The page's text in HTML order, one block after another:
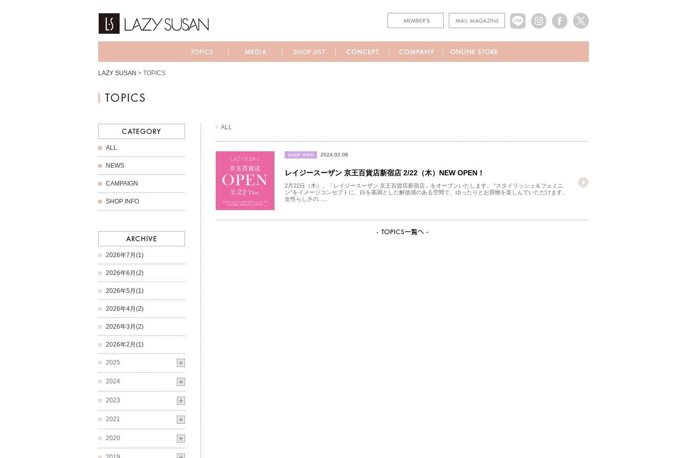
LAZY SUSAN > TOPICS
ALL
NEWS
CAMPAIGN
SHOP INFO
2026年7月(1)
2026年6月(2)
2026年5月(1)
2026年4月(2)
2026年3月(2)
2026年2月(1)
2025
2024
2023
2021
2020
ALL
2024.02.08
レイジースーザン 京王百貨店新宿店 2/22（木）NEW OPEN！
2月22日（木）、「レイジースーザン 京王百貨店新宿店」をオープンいたします。 “スタイリッシュ＆フェミニ
ン”をイメージコンセプトに、白を基調とした解放感のある空間で、ゆったりとお買物を楽しんでいただけます。
女性らしさの…..